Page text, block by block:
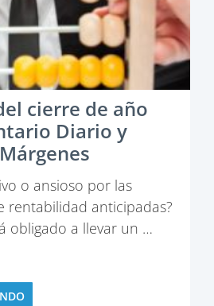
cierre de año
Diario y
o ansioso por las
rentabilidad anticipadas?
obligado a llevar un …